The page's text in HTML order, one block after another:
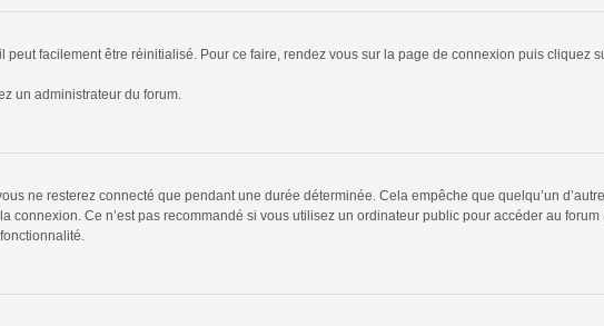
facilement être réinitialisé. Pour ce faire, rendez vous sur la page de connexion puis cliquez
un administrateur du forum.
ne resterez connecté que pendant une durée déterminée. Cela empêche que quelqu’un
connexion. Ce n’est pas recommandé si vous utilisez un ordinateur public pour accéder au